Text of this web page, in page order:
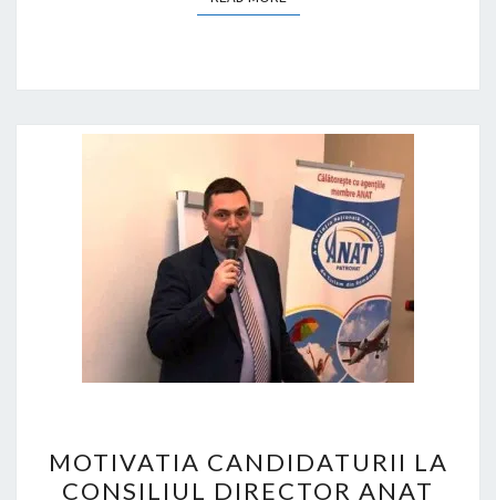
CANDIDATURII
MOTIVATIA CANDIDATURII LA
CONSILIUL DIRECTOR ANAT